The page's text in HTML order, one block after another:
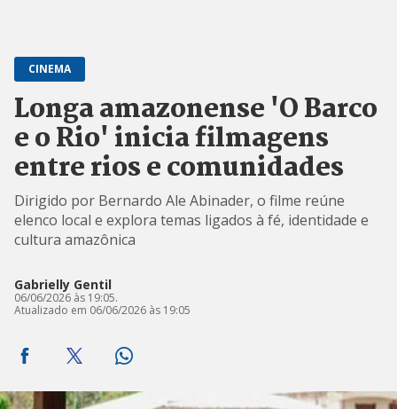
CINEMA
Longa amazonense 'O Barco
e o Rio' inicia filmagens
entre rios e comunidades
Dirigido por Bernardo Ale Abinader, o filme reúne
elenco local e explora temas ligados à fé, identidade e
cultura amazônica
Gabrielly Gentil
06/06/2026 às 19:05.
Atualizado em 06/06/2026 às 19:05